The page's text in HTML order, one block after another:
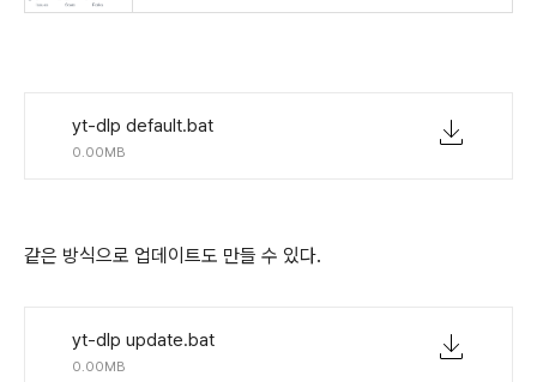
yt-dlp default.bat
0.00MB
같은 방식으로 업데이트도 만들 수 있다.
yt-dlp update.bat
0.00MB